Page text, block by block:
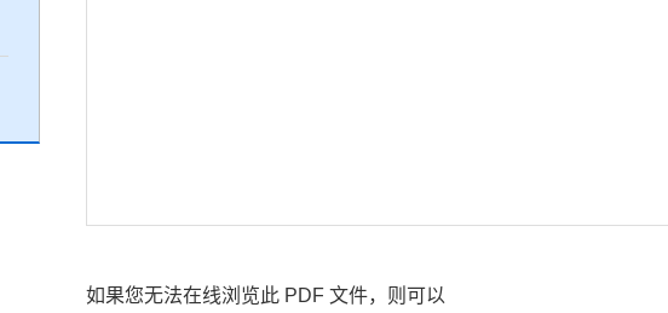
如果您无法在线浏览此 PDF 文件，则可以